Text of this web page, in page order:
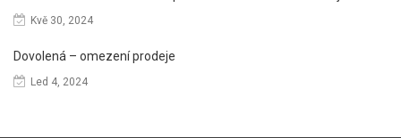
Kvě 30, 2024
Dovolená – omezení prodeje
Led 4, 2024